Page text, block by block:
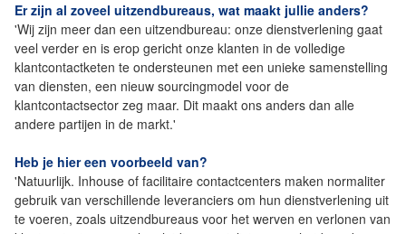
Er zijn al zoveel uitzendbureaus, wat maakt jullie anders?
'Wij zijn meer dan een uitzendbureau: onze dienstverlening gaat
veel verder en is erop gericht onze klanten in de volledige
klantcontactketen te ondersteunen met een unieke samenstelling
van diensten, een nieuw sourcingmodel voor de
klantcontactsector zeg maar. Dit maakt ons anders dan alle
andere partijen in de markt.'
Heb je hier een voorbeeld van?
'Natuurlijk. Inhouse of facilitaire contactcenters maken normaliter
gebruik van verschillende leveranciers om hun dienstverlening uit
te voeren, zoals uitzendbureaus voor het werven en verlonen van